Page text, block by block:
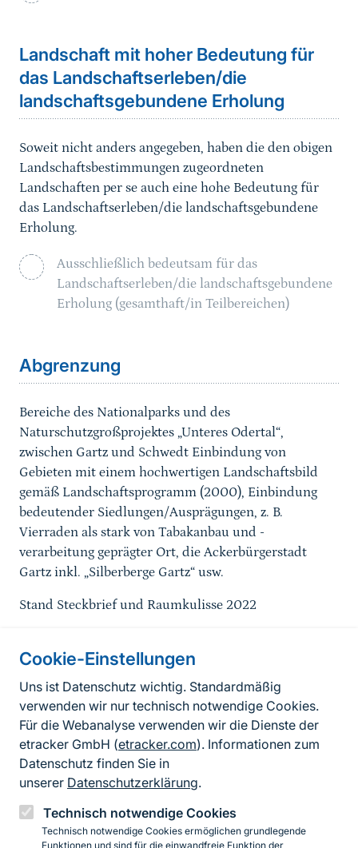
Cookie-Einstellungen
Uns ist Datenschutz wichtig. Standardmäßig
verwenden wir nur technisch notwendige Cookies.
Für die Webanalyse verwenden wir die Dienste der
etracker GmbH (etracker.com). Informationen zum
Datenschutz finden Sie in
unserer Datenschutzerklärung.
Technisch notwendige Cookies
Technisch notwendige Cookies ermöglichen grundlegende
Funktionen und sind für die einwandfreie Funktion der
Landschaft mit hoher Bedeutung für
das Landschaftserleben/die
landschaftsgebundene Erholung
Soweit nicht anders angegeben, haben die den obigen
Landschaftsbestimmungen zugeordneten
Landschaften per se auch eine hohe Bedeutung für
das Landschaftserleben/die landschaftsgebundene
Erholung.
Ausschließlich bedeutsam für das
Landschaftserleben/die landschaftsgebundene
Erholung (gesamthaft/in Teilbereichen)
Abgrenzung
Bereiche des Nationalparks und des
Naturschutzgroßprojektes „Unteres Odertal“,
zwischen Gartz und Schwedt Einbindung von
Gebieten mit einem hochwertigen Landschaftsbild
gemäß Landschaftsprogramm (2000), Einbindung
bedeutender Siedlungen/Ausprägungen, z. B.
Vierraden als stark von Tabakanbau und -
verarbeitung geprägter Ort, die Ackerbürgerstadt
Gartz inkl. „Silberberge Gartz“ usw.
Stand Steckbrief und Raumkulisse 2022
Informationen zur Seite
FußzeileKontakt zum BfN
Kontaktformular
Erklärung zur Barrierefreiheit
Impressum
Datenschutz